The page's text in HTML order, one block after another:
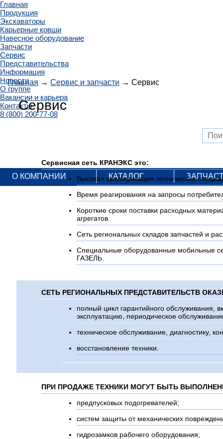
Главная
Продукция
Экскаваторы
Карьерные ковши
Навесное оборудование
Запчасти
Сервис
Представительства
Информация
Новости
О группе
Вакансии и карьера
Контакты
8 (800) 200-77-08
О КОМПАНИИ КАТАЛОГ
Главная → Сервис и запчасти → Сервис
Сервис
Сервисная сеть КРАНЭКС это:
Высокая квалификация технических
Время реагирования на запросы
Короткие сроки поставки расходных
агрегатов.
Сеть региональных складов запчастей и
Специальные оборудованные мобильные
ГАЗЕЛЬ.
СЕТЬ РЕГИОНАЛЬНЫХ ПРЕДСТАВИТЕЛЬСТВ
полный цикл гарантийного обслуживания,
эксплуатацию, периодическое
техническое обслуживание, диагностику,
восстановление техники.
ПРИ ПРОДАЖЕ ТЕХНИКИ МОГУТ БЫТЬ
предпусковых подогревателей;
систем защиты от механических
гидрозамков рабочего оборудования;